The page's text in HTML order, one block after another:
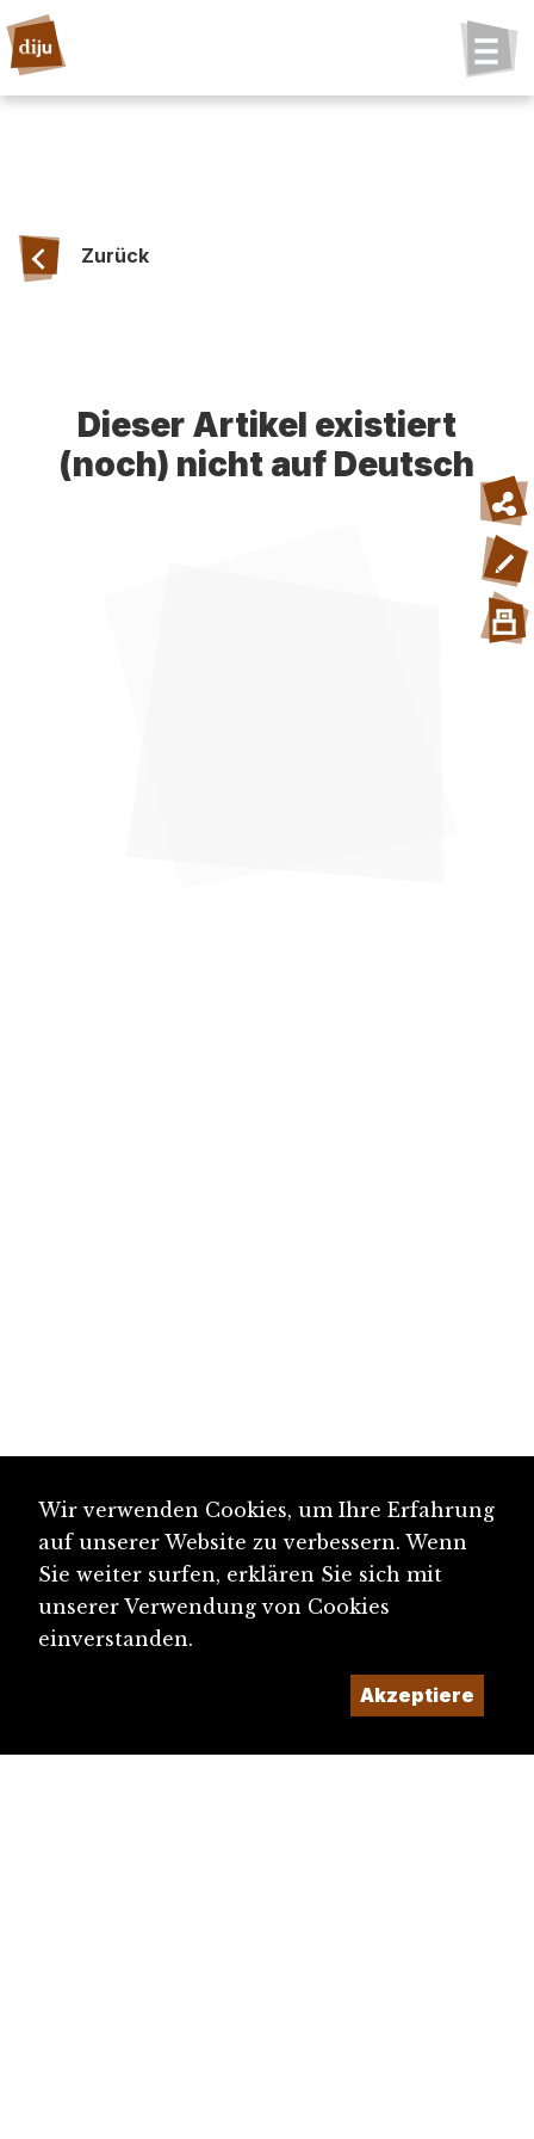
Zurück
Dieser Artikel existiert
(noch) nicht auf Deutsch
Wir verwenden Cookies, um Ihre Erfahrung
auf unserer Website zu verbessern. Wenn
Sie weiter surfen, erklären Sie sich mit
unserer Verwendung von Cookies
einverstanden.
Akzeptiere